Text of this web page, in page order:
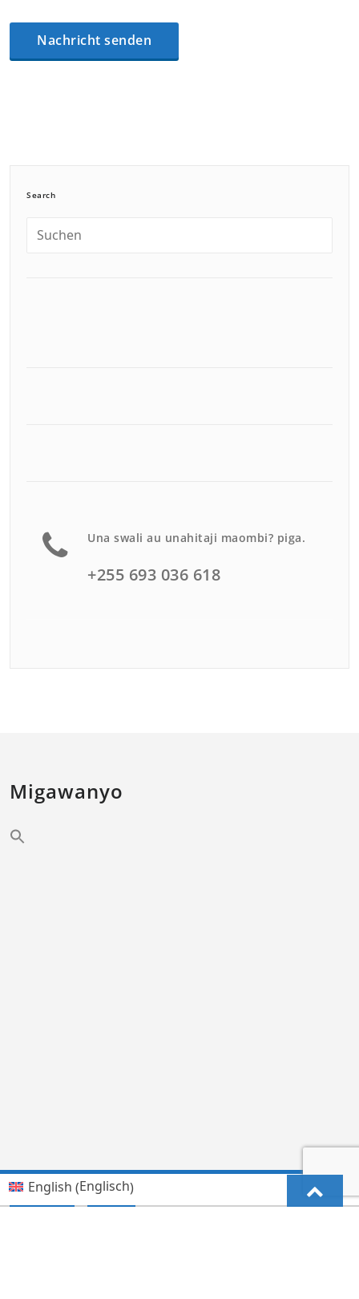
Search
Una swali au unahitaji maombi? piga.
+255 693 036 618
Migawanyo
English (Englisch)
Kiswahili (Tanzania)